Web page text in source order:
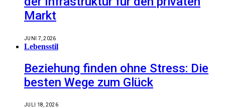
Markt
JUNI 7, 2026
Lebensstil
Beziehung finden ohne Stress: Die
besten Wege zum Glück
JULI 18, 2026